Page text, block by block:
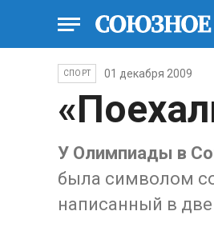
СПОРТ 01 декабря 2009
У Олимпиады в
была символом
написанный в